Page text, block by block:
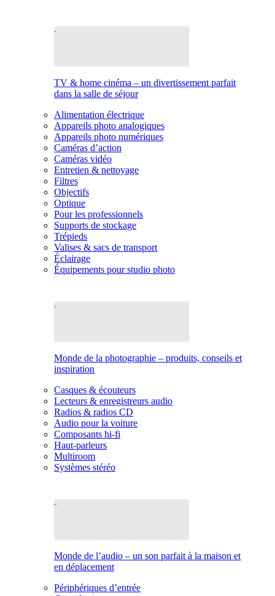
TV & home cinéma – un divertissement parfait
dans la salle de séjour
Alimentation électrique
Appareils photo analogiques
Appareils photo numériques
Caméras d’action
Caméras vidéo
Entretien & nettoyage
Filtres
Objectifs
Optique
Pour les professionnels
Supports de stockage
Trépieds
Valises & sacs de transport
Éclairage
Équipements pour studio photo
Monde de la photographie – produits, conseils et
inspiration
Casques & écouteurs
Lecteurs & enregistreurs audio
Radios & radios CD
Audio pour la voiture
Composants hi-fi
Haut-parleurs
Multiroom
Systèmes stéréo
Monde de l’audio – un son parfait à la maison et
en déplacement
Périphériques d’entrée